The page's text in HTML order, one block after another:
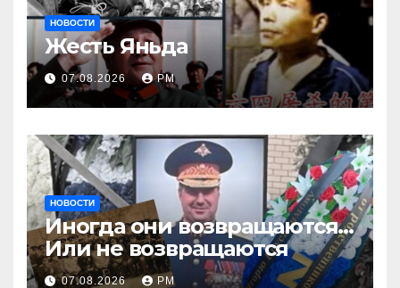
НОВОСТИ
Жесть Яньда
07.08.2026 РМ
НОВОСТИ
Иногда они возвращаются…
Или не возвращаются
07.08.2026 РМ